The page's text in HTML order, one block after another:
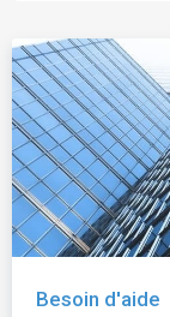
Besoin d'aide